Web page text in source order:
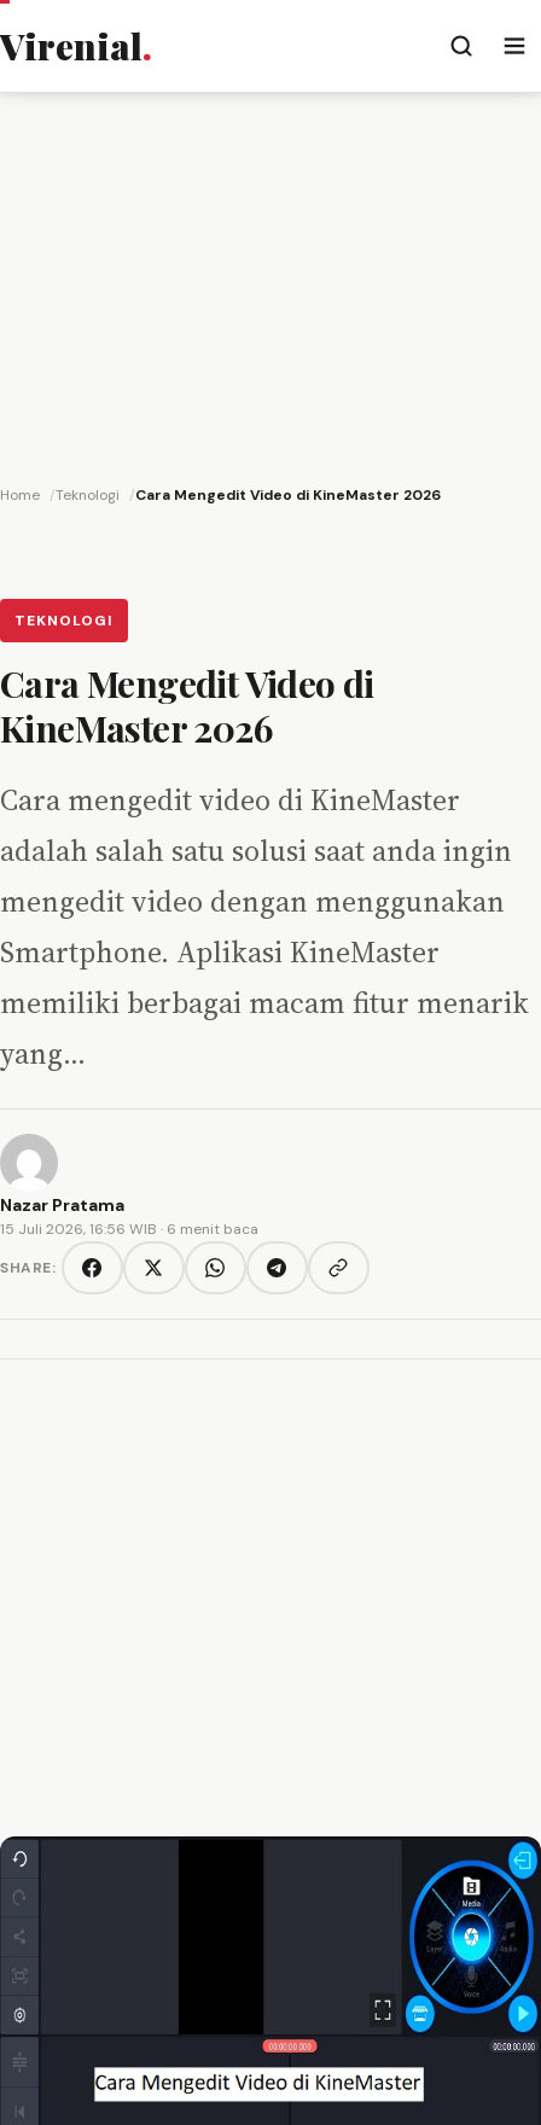
Virenial.
Home Teknologi Cara Mengedit Video di KineMaster 2026
TEKNOLOGI
Cara Mengedit Video di
KineMaster 2026
Cara mengedit video di KineMaster
adalah salah satu solusi saat anda ingin
mengedit video dengan menggunakan
Smartphone. Aplikasi KineMaster
memiliki berbagai macam fitur menarik
yang…
Nazar Pratama
15 Juli 2026, 16:56 WIB · 6 menit baca
SHARE:
FacebookTwitter/XWhatsAppTelegramCopy link